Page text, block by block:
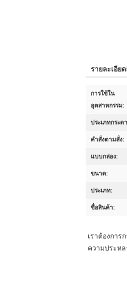
รายละเอีย
การใช้ใน
อุตสาหกรรม:
ประเภทกระด
คําสั่งตามสั่ง:
แบบกล่อง:
ขนาด:
ประเภท:
ชื่อสินค้า:
เราต้องกา
ความประห